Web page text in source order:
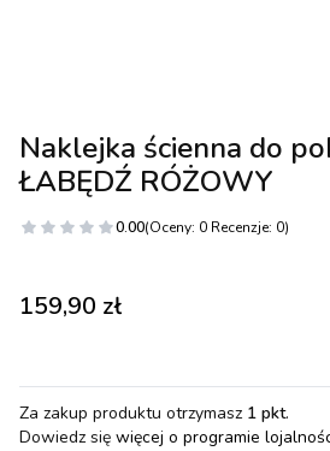
Naklejka ścienna do
ŁABĘDŹ RÓŻOWY
0.00(Oceny: 0 Recenzje: 0)
Cena
159,90 zł
Za zakup produktu otrzymasz 1 pkt.
Dowiedz się więcej o programie